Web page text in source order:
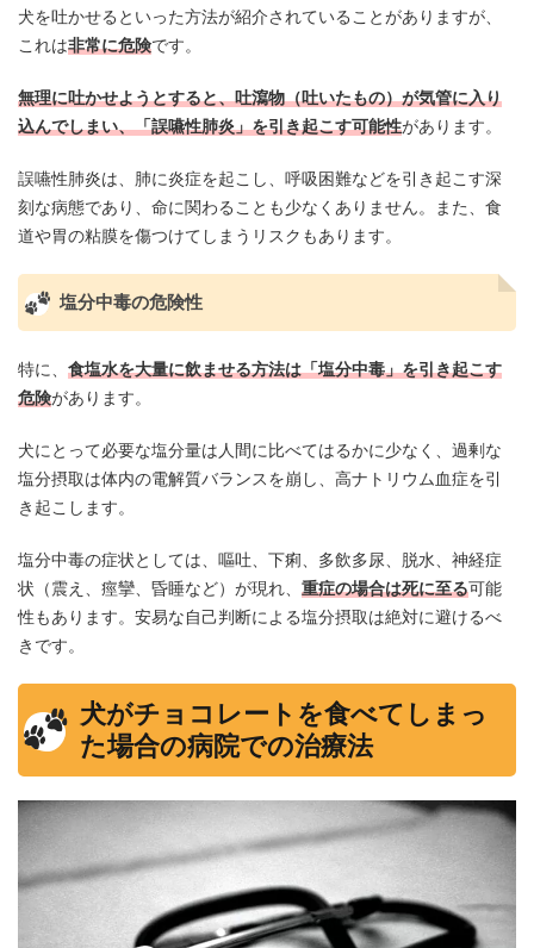
犬を吐かせるといった方法が紹介されていることがありますが、
これは非常に危険です。
無理に吐かせようとすると、吐瀉物（吐いたもの）が気管に入り
込んでしまい、「誤嚥性肺炎」を引き起こす可能性があります。
誤嚥性肺炎は、肺に炎症を起こし、呼吸困難などを引き起こす深
刻な病態であり、命に関わることも少なくありません。また、食
道や胃の粘膜を傷つけてしまうリスクもあります。
塩分中毒の危険性
特に、 食塩水を大量に飲ませる方法は「塩分中毒」を引き起こす
危険があります。
犬にとって必要な塩分量は人間に比べてはるかに少なく、過剰な
塩分摂取は体内の電解質バランスを崩し、高ナトリウム血症を引
き起こします。
塩分中毒の症状としては、嘔吐、下痢、多飲多尿、脱水、神経症
状（震え、痙攣、昏睡など）が現れ、 重症の場合は死に至る可能
性もあります。安易な自己判断による塩分摂取は絶対に避けるべ
きです。
犬がチョコレートを食べてしまっ
た場合の病院での治療法